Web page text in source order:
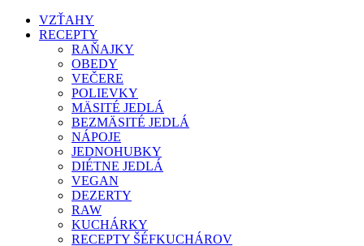
VZŤAHY
RECEPTY
RAŇAJKY
OBEDY
VEČERE
POLIEVKY
MÄSITÉ JEDLÁ
BEZMÄSITÉ JEDLÁ
NÁPOJE
JEDNOHUBKY
DIÉTNE JEDLÁ
VEGAN
DEZERTY
RAW
KUCHÁRKY
RECEPTY ŠÉFKUCHÁROV